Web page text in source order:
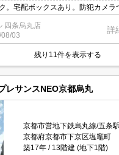
。宅配ボックスあり。防犯カメラ
利な立地ですよ～!!。駐車場(原付
四条烏丸店
03
詳
残り11件を表示する
レサンスNEO京都烏丸
京都市営地下鉄烏丸線/五条
京都府京都市下京区塩竈町
築17年
13階建 (地下1階)